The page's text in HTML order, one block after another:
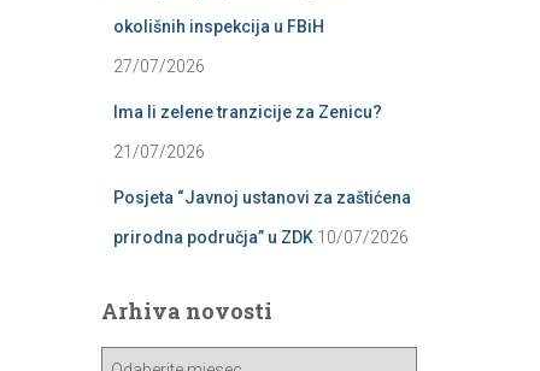
okolišnih inspekcija u FBiH
27/07/2026
Ima li zelene tranzicije za Zenicu?
21/07/2026
Posjeta “Javnoj ustanovi za zaštićena
prirodna područja” u ZDK 10/07/2026
Arhiva novosti